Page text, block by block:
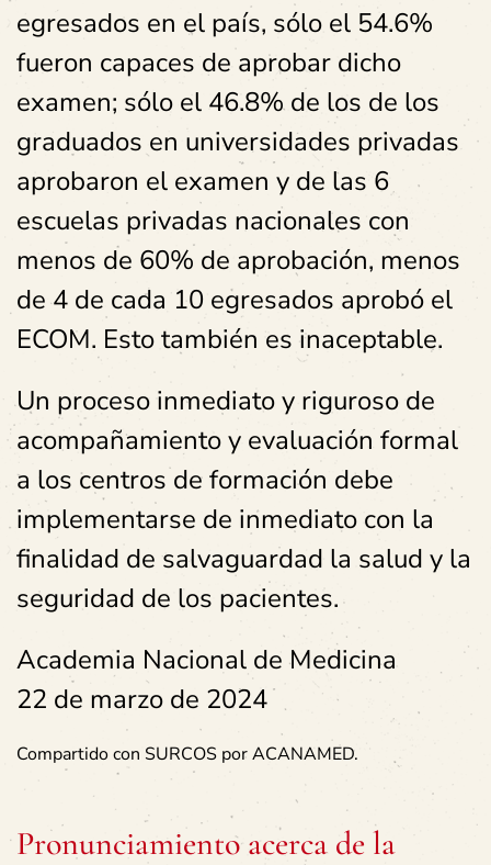
egresados en el país, sólo el 54.6%
fueron capaces de aprobar dicho
examen; sólo el 46.8% de los de los
graduados en universidades privadas
aprobaron el examen y de las 6
escuelas privadas nacionales con
menos de 60% de aprobación, menos
de 4 de cada 10 egresados aprobó el
ECOM. Esto también es inaceptable.
Un proceso inmediato y riguroso de
acompañamiento y evaluación formal
a los centros de formación debe
implementarse de inmediato con la
finalidad de salvaguardad la salud y la
seguridad de los pacientes.
Academia Nacional de Medicina
22 de marzo de 2024
Compartido con SURCOS por ACANAMED.
Pronunciamiento acerca de la